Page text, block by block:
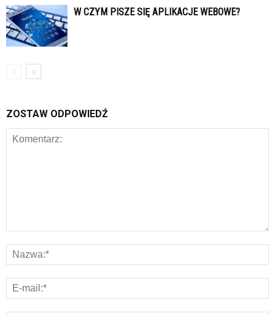
W CZYM PISZE SIĘ APLIKACJE WEBOWE?
ZOSTAW ODPOWIEDŹ